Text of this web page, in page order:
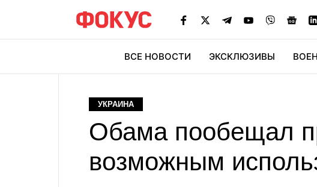
ВСЕ НОВОСТИ ЭКСКЛЮЗИВЫ
УКРАИНА
Обама пообещал
возможным